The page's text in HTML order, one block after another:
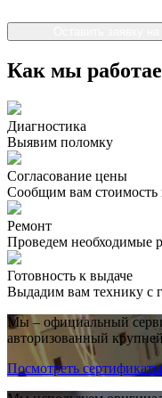
Как мы
Диагностика
Выявим поломку
Согласование цены
Сообщим вам стоимость
Ремонт
Проведем необходимые
Готовность к выдаче
Выдадим вам технику с
Мы – официальный
авторизованный
Посмотреть сертификаты